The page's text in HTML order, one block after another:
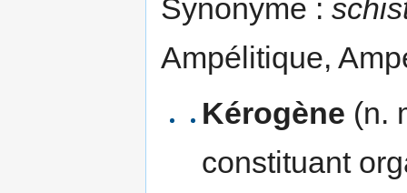
Synonyme :
Ampélitique,
Kérogène (n.
constituant